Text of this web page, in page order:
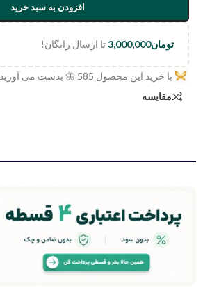
افزودن به سبد خرید
تومان3,000,000تا ارسال رایگان!
با خرید این محصول 585 🦋 بدست می آورید
مقایسه